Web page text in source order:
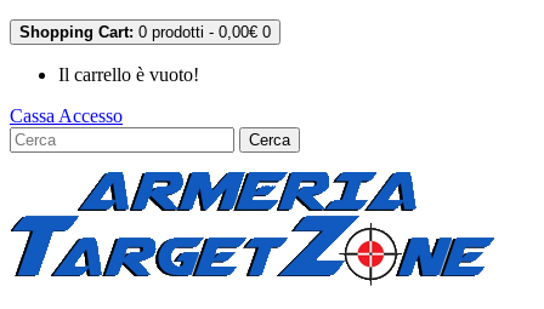
Shopping Cart: 0 prodotti - 0,00€ 0
Il carrello è vuoto!
Cassa Accesso
Cerca